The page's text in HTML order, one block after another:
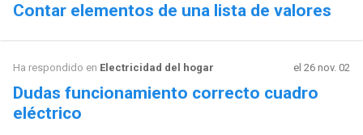
Contar elementos de una lista de valores
Ha respondido en Electricidad del hogar el 26 nov. 02
Dudas funcionamiento correcto cuadro
eléctrico